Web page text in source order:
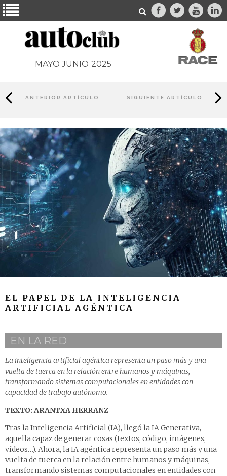
MAYO JUNIO 2025
ANTERIOR ARTÍCULO SIGUIENTE ARTÍCULO
EL PAPEL DE LA INTELIGENCIA
ARTIFICIAL AGÉNTICA
EN LA RED
La inteligencia artificial agéntica representa un paso más y una
vuelta de tuerca en la relación entre humanos y máquinas,
transformando sistemas computacionales en entidades con
capacidad de trabajo autónomo.
TEXTO: ARANTXA HERRANZ
Tras la Inteligencia Artificial (IA), llegó la IA Generativa,
aquella capaz de generar cosas (textos, código, imágenes,
vídeos…). Ahora, la IA agéntica representa un paso más y una
vuelta de tuerca en la relación entre humanos y máquinas,
transformando sistemas computacionales en entidades con